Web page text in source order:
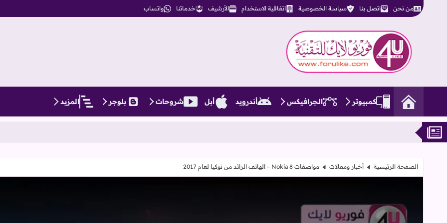
من نحن اتصل بنا سياسة الخصوصية اتفاقية الاستخدام الأرشيف خدماتنا واتساب
فوريو لايك للتقنية
كمبيوتر الجرافيكس أندرويد أبل شروحات بلوجر المزيد
الصفحة الرئيسية أخبار ومقالات مواصفات Nokia 8 – الهاتف الرائد من نوكيا لعام 2017